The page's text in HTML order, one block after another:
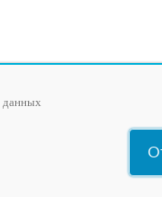
данных